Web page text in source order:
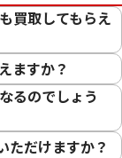
買取してもらえ
ますか？
るのでしょう
ただけますか？